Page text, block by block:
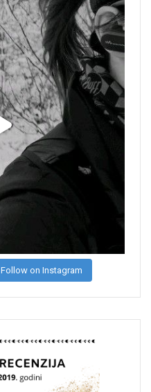
Follow on Instagram